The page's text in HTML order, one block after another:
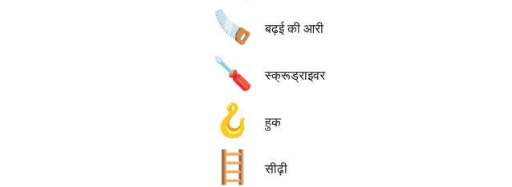
🪚 बढ़ई की आरी
🪛 स्क्रूड्राइवर
🪝 हुक
🪜 सीढ़ी